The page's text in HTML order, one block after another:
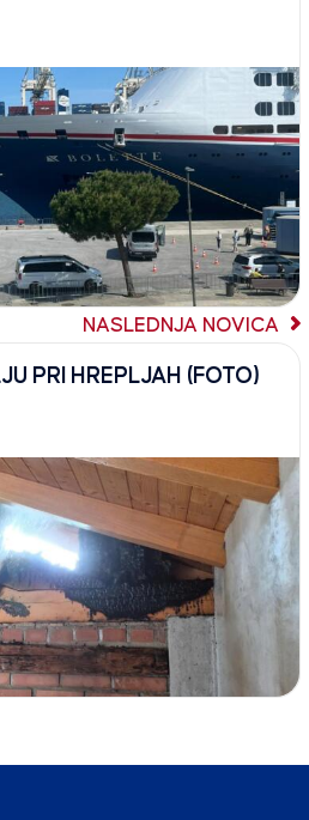
NASLEDNJA NOVICA
PRI HREPLJAH (FOTO)